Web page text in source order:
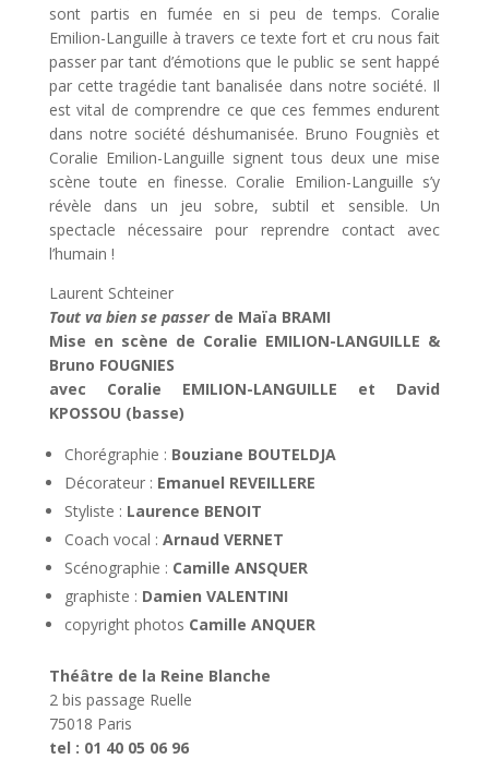
sont partis en fumée en si peu de temps. Coralie
Emilion-Languille à travers ce texte fort et cru nous fait
passer par tant d’émotions que le public se sent happé
par cette tragédie tant banalisée dans notre société. Il
est vital de comprendre ce que ces femmes endurent
dans notre société déshumanisée. Bruno Fougniès et
Coralie Emilion-Languille signent tous deux une mise
scène toute en finesse. Coralie Emilion-Languille s’y
révèle dans un jeu sobre, subtil et sensible. Un
spectacle nécessaire pour reprendre contact avec
l’humain !
Laurent Schteiner
Tout va bien se passerde Maïa BRAMI
Mise en scène de Coralie EMILION-LANGUILLE &
Bruno FOUGNIES
avec Coralie EMILION-LANGUILLE et David
KPOSSOU (basse)
Chorégraphie : Bouziane BOUTELDJA
Décorateur : Emanuel REVEILLERE
Styliste : Laurence BENOIT
Coach vocal : Arnaud VERNET
Scénographie : Camille ANSQUER
graphiste : Damien VALENTINI
copyright photos Camille ANQUER
Théâtre de la Reine Blanche
2 bis passage Ruelle
75018 Paris
tel : 01 40 05 06 96